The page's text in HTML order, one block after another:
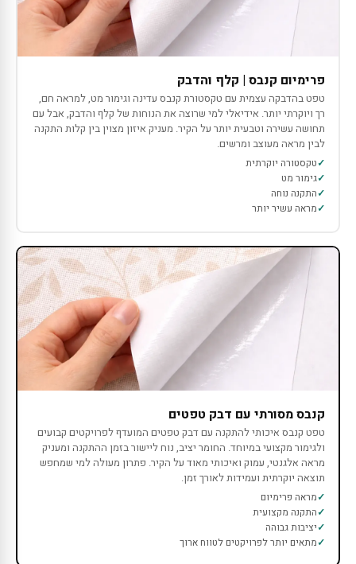
פרימיום קנבס | קלף והדבק
טפט בהדבקה עצמית עם טקסטורת קנבס עדינה וגימור מט, למראה חם,
רך ויוקרתי יותר. אידיאלי למי שרוצה את הנוחות של קלף והדבק, אבל עם
תחושה עשירה וטבעית יותר על הקיר. מעניק איזון מצוין בין קלות התקנה
לבין מראה מעוצב ומרשים.
טקסטורה יוקרתית
גימור מט
התקנה נוחה
מראה עשיר יותר
קנבס מסורתי עם דבק טפטים
טפט קנבס איכותי להתקנה עם דבק טפטים המועדף לפרויקטים קבועים
ולגימור מקצועי במיוחד. החומר יציב, נוח ליישור בזמן ההתקנה ומעניק
מראה אלגנטי, עמוק ואיכותי מאוד על הקיר. פתרון מעולה למי שמחפש
תוצאה יוקרתית ועמידות לאורך זמן.
מראה פרימיום
התקנה מקצועית
יציבות גבוהה
מתאים יותר לפרויקטים לטווח ארוך